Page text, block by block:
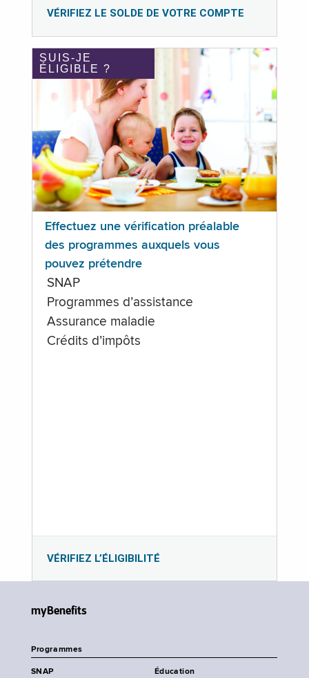
VÉRIFIEZ LE SOLDE DE VOTRE COMPTE
SUIS-JE
ÉLIGIBLE ?
Effectuez une vérification préalable
des programmes auxquels vous
pouvez prétendre
SNAP
Programmes d’assistance
Assurance maladie
Crédits d’impôts
VÉRIFIEZ L’ÉLIGIBILITÉ
myBenefits
Programmes
SNAP
Éducation